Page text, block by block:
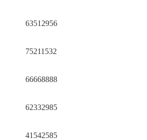
63512956
75211532
66668888
62332985
41542585